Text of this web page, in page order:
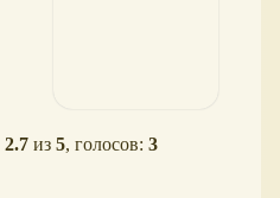
2.7 из 5, голосов: 3